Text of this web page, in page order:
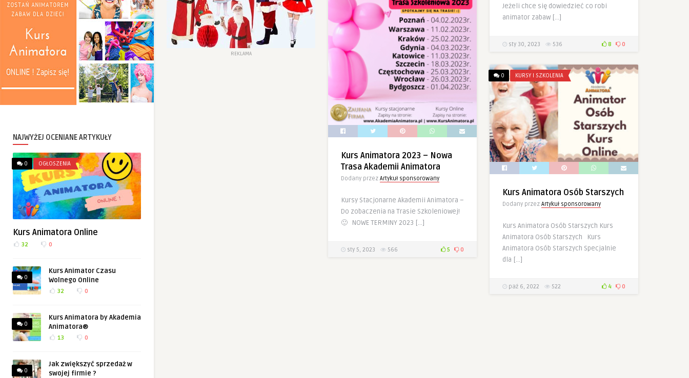
NAJWYŻEJ OCENIANE ARTYKUŁY
0 OGŁOSZENIA
Kurs Animatora Online
32 0
0
Kurs Animator Czasu
Wolnego Online
32 0
0
Kurs Animatora by Akademia
Animatora®
13 0
0
Jak zwiększyć sprzedaż w
swojej firmie ?
Jeżeli chce się dowiedzieć co robi
animator zabaw […]
sty 30, 2023 536 8 0
Kurs Animatora 2023 – Nowa
Trasa Akademii Animatora
Dodany przez Artykuł sponsorowany
Kursy Stacjonarne Akademii Animatora –
Do zobaczenia na Trasie Szkoleniowej!
🙂 NOWE TERMINY 2023 […]
sty 5, 2023 566 5 0
REKLAMA
0 KURSY I SZKOLENIA
Kurs Animatora Osób Starszych
Dodany przez Artykuł sponsorowany
Kurs Animatora Osób Starszych Kurs
Animatora Osób Starszych Kurs
Animatora Osób Starszych Specjalnie
dla […]
paź 6, 2022 522 4 0